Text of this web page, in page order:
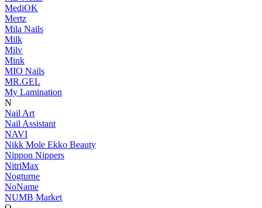
MediOK
Mertz
Mila Nails
Milk
Milv
Mink
MIO Nails
MR.GEL
My Lamination
N
Nail Art
Nail Assistant
NAVI
Nikk Mole Ekko Beauty
Nippon Nippers
NitriMax
Nogturne
NoName
NUMB Market